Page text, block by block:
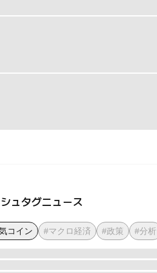
ュタグニュース
コイン #マクロ経済 #政策 #分析